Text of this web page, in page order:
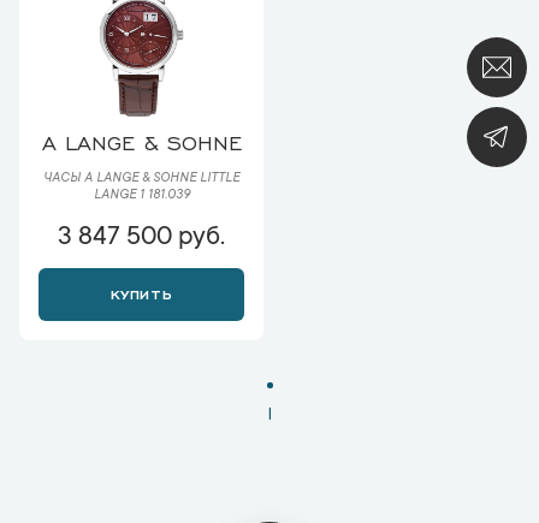
A LANGE & SOHNE
ЧАСЫ A LANGE & SOHNE LITTLE
LANGE 1 181.039
3 847 500 руб.
КУПИТЬ
1